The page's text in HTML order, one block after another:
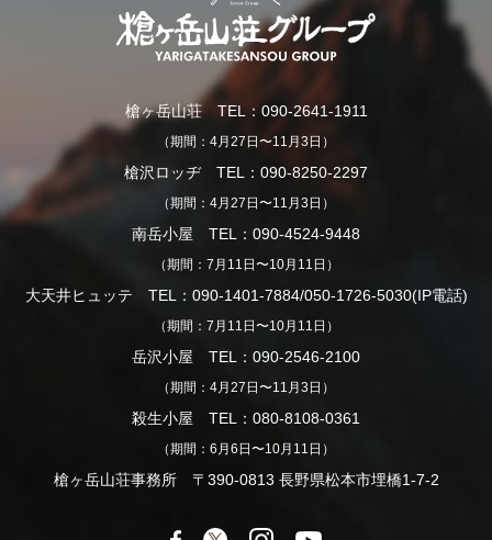
槍ヶ岳山荘 TEL：090-2641-1911
（期間：4月27日〜11月3日）
槍沢ロッヂ TEL：090-8250-2297
（期間：4月27日〜11月3日）
南岳小屋 TEL：090-4524-9448
（期間：7月11日〜10月11日）
大天井ヒュッテ TEL：090-1401-7884/050-1726-5030(IP電話)
（期間：7月11日〜10月11日）
岳沢小屋 TEL：090-2546-2100
（期間：4月27日〜11月3日）
殺生小屋 TEL：080-8108-0361
（期間：6月6日〜10月11日）
槍ヶ岳山荘事務所 〒390-0813 長野県松本市埋橋1-7-2